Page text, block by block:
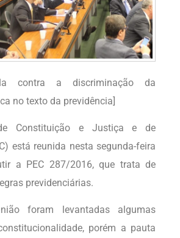
contra a discriminação da
no texto da previdência]
Constituição e Justiça e de
está reunida nesta segunda-feira
a PEC 287/2016, que trata de
previdenciárias.
foram levantadas algumas
porém a pauta